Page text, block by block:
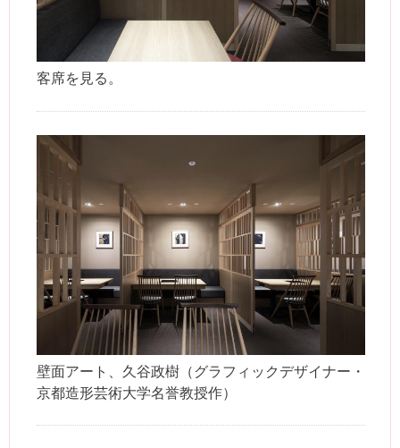
客席を見る。
壁面アート、久谷政樹（グラフィックデザイナー・
京都造形芸術大学名誉教授作）